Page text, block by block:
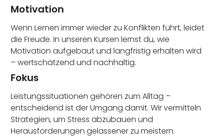
Motivation
Wenn Lernen immer wieder zu Konflikten führt, leidet
die Freude. In unseren Kursen lernst du, wie
Motivation aufgebaut und langfristig erhalten wird
– wertschätzend und nachhaltig.
Fokus
Leistungssituationen gehören zum Alltag –
entscheidend ist der Umgang damit. Wir vermitteln
Strategien, um Stress abzubauen und
Herausforderungen gelassener zu meistern.